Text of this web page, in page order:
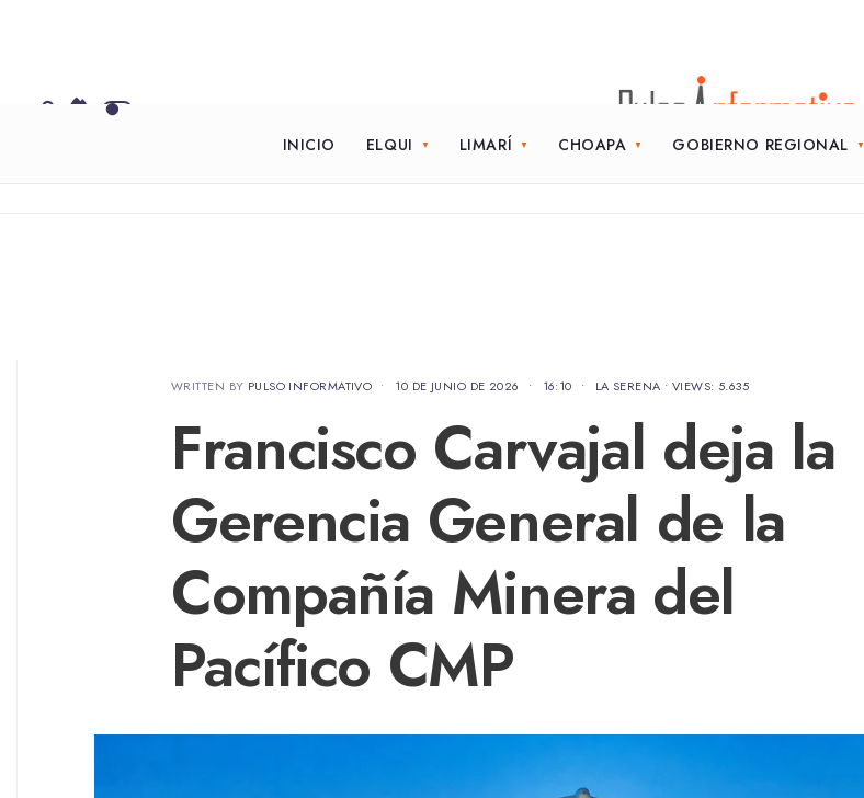
INICIO ELQUI LIMARÍ CHOAPA GOBIERNO REGIONAL
WRITTEN BY PULSO INFORMATIVO • 10 DE JUNIO DE 2026 • 16:10 • LA SERENA • VIEWS: 5.635
Francisco Carvajal deja la
Gerencia General de la
Compañía Minera del
Pacífico CMP